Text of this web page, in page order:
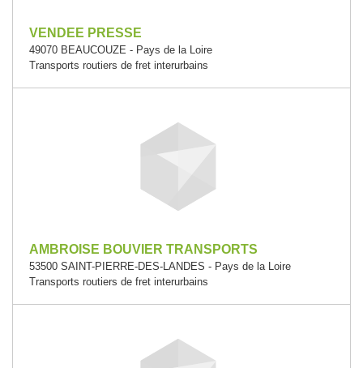
VENDEE PRESSE
49070 BEAUCOUZE - Pays de la Loire
Transports routiers de fret interurbains
AMBROISE BOUVIER TRANSPORTS
53500 SAINT-PIERRE-DES-LANDES - Pays de la Loire
Transports routiers de fret interurbains